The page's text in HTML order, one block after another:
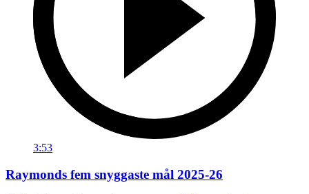
3:53
Raymonds fem snyggaste mål 2025-26